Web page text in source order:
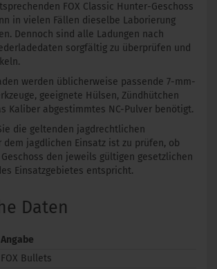
FOX Classic Hunter-Geschoss
in vielen Fällen dieselbe Laborierung
Dennoch sind alle Ladungen nach
sorgfältig zu überprüfen und
werden üblicherweise passende 7-mm-
geeignete Hülsen, Zündhütchen
Kaliber abgestimmtes NC-Pulver benötigt.
die geltenden jagdrechtlichen
dem jagdlichen Einsatz ist zu prüfen, ob
den jeweils gültigen gesetzlichen
Einsatzgebietes entspricht.
Daten
Angabe
FOX Bullets